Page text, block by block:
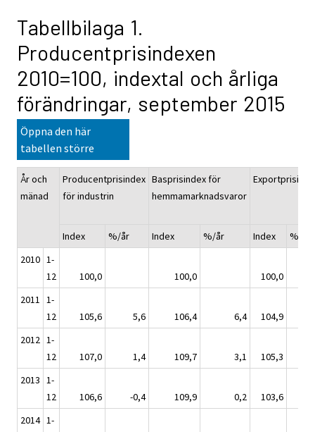
Tabellbilaga 1.
Producentprisindexen
2010=100, indextal och årliga
förändringar, september 2015
Öppna den här
tabellen större
År och
mänad
Producentprisindex
för industrin
Basprisindex för
hemmamarknadsvaror
Index %/år Index %/år Index
%/år
2010 1-
12
100,0 100,0
100,0
2011 1-
12
105,6 5,6 106,4 6,4 104,9
2012 1-
12
107,0 1,4 109,7 3,1 105,3
2013 1-
12
106,6 -0,4 109,9 0,2 103,6
2014 1-